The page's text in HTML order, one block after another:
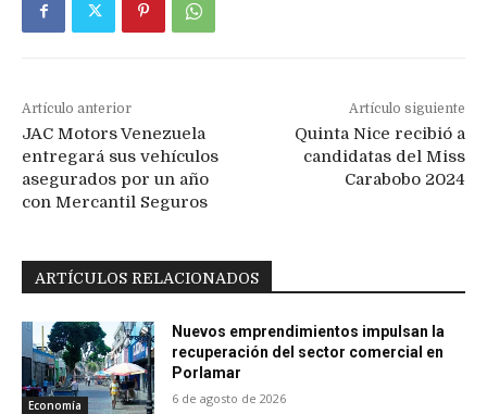
Artículo anterior
JAC Motors Venezuela
entregará sus vehículos
asegurados por un año
con Mercantil Seguros
Artículo siguiente
Quinta Nice recibió a
candidatas del Miss
Carabobo 2024
ARTÍCULOS RELACIONADOS
Economía
Nuevos emprendimientos impulsan la
recuperación del sector comercial en
Porlamar
6 de agosto de 2026